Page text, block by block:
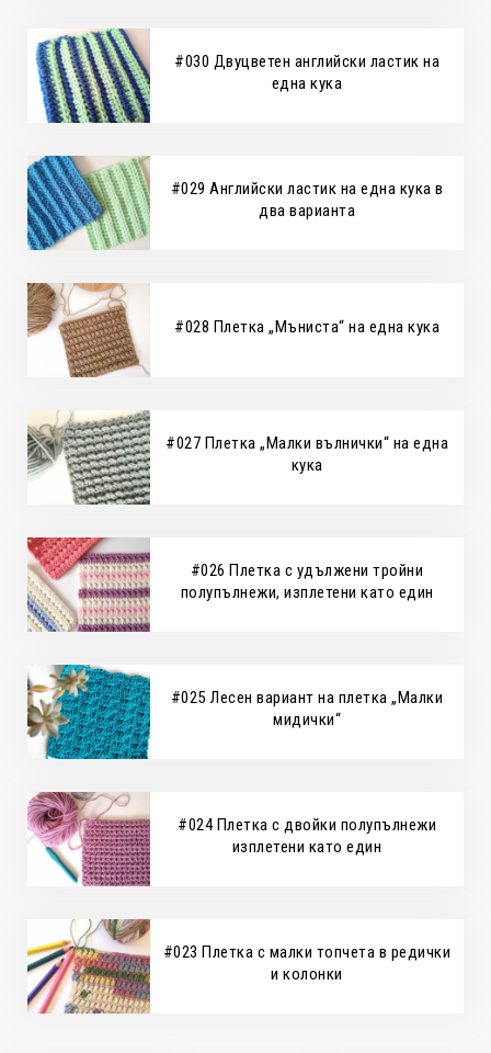
#030 Двуцветен английски ластик на
една кука
#029 Английски ластик на една кука в
два варианта
#028 Плетка „Мъниста“ на една кука
#027 Плетка „Малки вълнички“ на една
кука
#026 Плетка с удължени тройни
полупълнежи, изплетени като един
#025 Лесен вариант на плетка „Малки
мидички“
#024 Плетка с двойки полупълнежи
изплетени като един
#023 Плетка с малки топчета в редички
и колонки